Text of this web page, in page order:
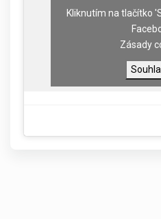
Kliknutím na tlačítko
Zásady